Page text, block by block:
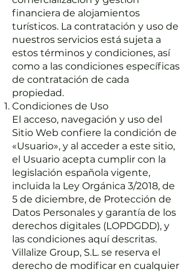
financiera de alojamientos
turísticos. La contratación y uso de
nuestros servicios está sujeta a
estos términos y condiciones, así
como a las condiciones específicas
de contratación de cada
propiedad.
Condiciones de Uso
El acceso, navegación y uso del
Sitio Web confiere la condición de
«Usuario», y al acceder a este sitio,
el Usuario acepta cumplir con la
legislación española vigente,
incluida la Ley Orgánica 3/2018, de
5 de diciembre, de Protección de
Datos Personales y garantía de los
derechos digitales (LOPDGDD), y
las condiciones aquí descritas.
Villalize Group, S.L. se reserva el
derecho de modificar en cualquier